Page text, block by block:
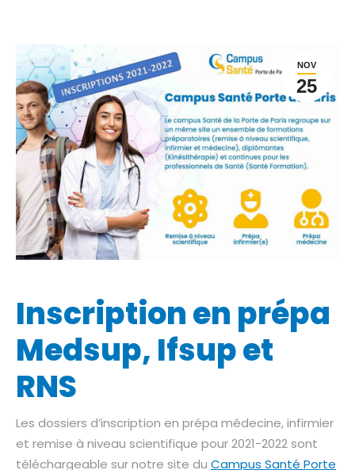
NOV
25
Inscription en prépa
Medsup, Ifsup et
RNS
Les dossiers d’inscription en prépa médecine, infirmier
et remise à niveau scientifique pour 2021-2022 sont
téléchargeable sur notre site du Campus Santé Porte